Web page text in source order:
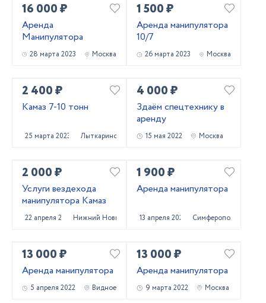
16 000 ₽
Аренда
Манипулятора
28 марта 2023 Москва
1 500 ₽
Аренда манипулятора
10/7
26 марта 2023 Москва
2 400 ₽
Камаз 7-10 тонн
25 марта 2023 Лыткарино
4 000 ₽
Здаём спецтехнику в
аренду
15 мая 2022 Москва
2 000 ₽
Услуги вездехода
манипулятора Камаз
22 апреля 2022 Нижний Новгород
1 900 ₽
Аренда манипулятора
13 апреля 2022 Симферополь
13 000 ₽
Аренда манипулятора
5 апреля 2022 Видное
13 000 ₽
Аренда манипулятора
9 марта 2022 Москва